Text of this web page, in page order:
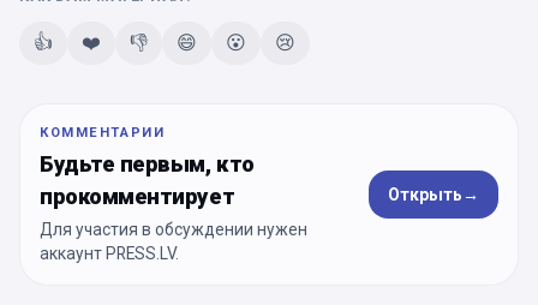
👍 ❤️ 👎 😄 😮 😢
КОММЕНТАРИИ
Будьте первым, кто
прокомментирует
Для участия в обсуждении нужен
аккаунт PRESS.LV.
Открыть→